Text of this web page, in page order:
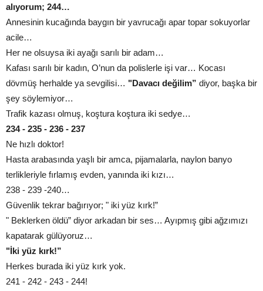
alıyorum; 244…
Annesinin kucağında baygın bir yavrucağı apar topar sokuyorlar
acile…
Her ne olsuysa iki ayağı sarılı bir adam…
Kafası sarılı bir kadın, O’nun da polislerle işi var… Kocası
dövmüş herhalde ya sevgilisi… "Davacı değilim” diyor, başka bir
şey söylemiyor…
Trafik kazası olmuş, koştura koştura iki sedye…
234 - 235 - 236 - 237
Ne hızlı doktor!
Hasta arabasında yaşlı bir amca, pijamalarla, naylon banyo
terlikleriyle fırlamış evden, yanında iki kızı…
238 - 239 -240…
Güvenlik tekrar bağırıyor; " iki yüz kırk!”
" Beklerken öldü” diyor arkadan bir ses… Ayıpmış gibi ağzımızı
kapatarak gülüyoruz…
"İki yüz kırk!”
Herkes burada iki yüz kırk yok.
241 - 242 - 243 - 244!